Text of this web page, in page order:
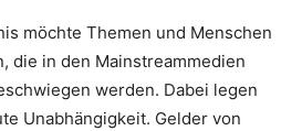
möchte Themen und Menschen
die in den Mainstreammedien
werden. Dabei legen
Unabhängigkeit. Gelder von